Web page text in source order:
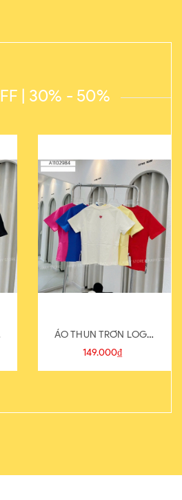
| 30% - 50%
ÁO THUN TRƠN LOGO
SAU
149.000₫